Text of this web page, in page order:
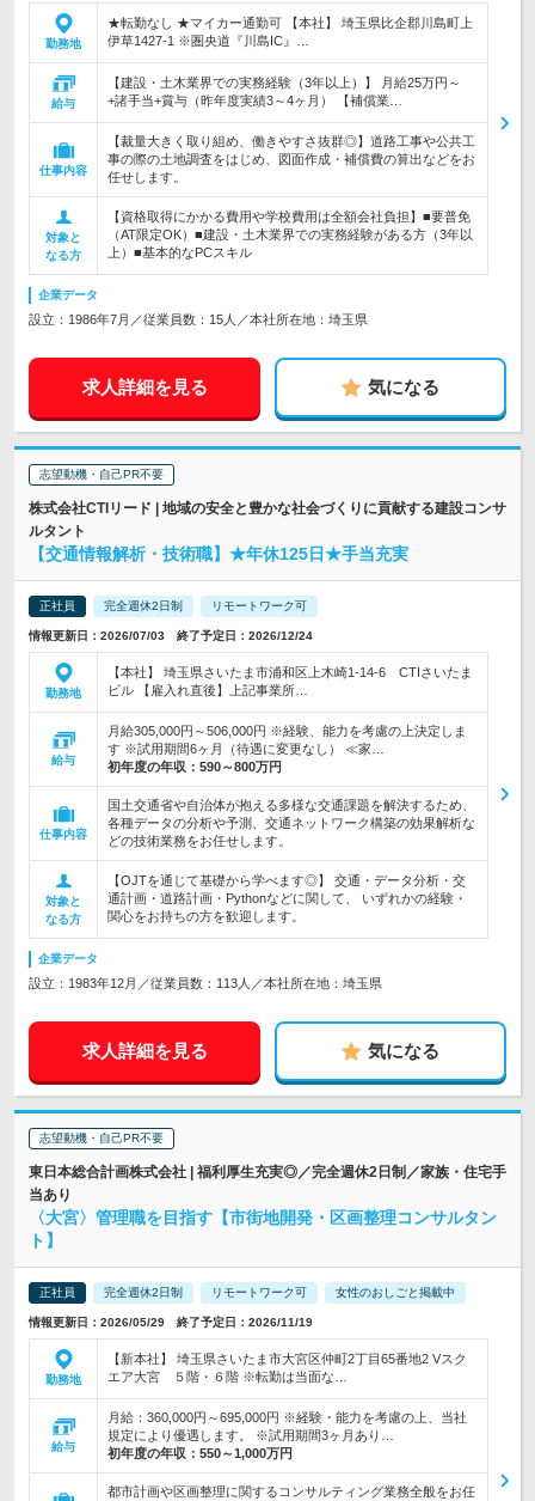
勤務地
★転勤なし ★マイカー通勤可 【本社】 埼玉県比企郡川島町上
伊草1427-1 ※圏央道『川島IC』…
給与
【建設・土木業界での実務経験（3年以上）】 月給25万円～
+諸手当+賞与（昨年度実績3～4ヶ月） 【補償業…
仕事内容
【裁量大きく取り組め、働きやすさ抜群◎】道路工事や公共工
事の際の土地調査をはじめ、図面作成・補償費の算出などをお
任せします。
対象と
なる方
【資格取得にかかる費用や学校費用は全額会社負担】■要普免
（AT限定OK）■建設・土木業界での実務経験がある方（3年以
上）■基本的なPCスキル
企業データ
設立：1986年7月／従業員数：15人／本社所在地：埼玉県
求人詳細を見る 気になる
志望動機・自己PR不要
株式会社CTIリード | 地域の安全と豊かな社会づくりに貢献する建設コンサ
ルタント
【交通情報解析・技術職】★年休125日★手当充実
正社員 完全週休2日制 リモートワーク可
情報更新日：2026/07/03 終了予定日：2026/12/24
勤務地
【本社】 埼玉県さいたま市浦和区上木崎1-14-6 CTIさいたま
ビル 【雇入れ直後】上記事業所…
給与
月給305,000円～506,000円 ※経験、能力を考慮の上決定しま
す ※試用期間6ヶ月（待遇に変更なし） ≪家…
初年度の年収： 590～800万円
仕事内容
国土交通省や自治体が抱える多様な交通課題を解決するため、
各種データの分析や予測、交通ネットワーク構築の効果解析な
どの技術業務をお任せします。
対象と
なる方
【OJTを通じて基礎から学べます◎】 交通・データ分析・交
通計画・道路計画・Pythonなどに関して、 いずれかの経験・
関心をお持ちの方を歓迎します。
企業データ
設立：1983年12月／従業員数：113人／本社所在地：埼玉県
求人詳細を見る 気になる
志望動機・自己PR不要
東日本総合計画株式会社 | 福利厚生充実◎／完全週休2日制／家族・住宅手
当あり
〈大宮〉管理職を目指す【市街地開発・区画整理コンサルタン
ト】
正社員 完全週休2日制 リモートワーク可 女性のおしごと掲載中
情報更新日：2026/05/29 終了予定日：2026/11/19
勤務地
【新本社】 埼玉県さいたま市大宮区仲町2丁目65番地2 Vスク
エア大宮 ５階・６階 ※転勤は当面な…
給与
月給：360,000円～695,000円 ※経験・能力を考慮の上、当社
規定により優遇します。 ※試用期間3ヶ月あり…
初年度の年収： 550～1,000万円
都市計画や区画整理に関するコンサルティング業務全般をお任